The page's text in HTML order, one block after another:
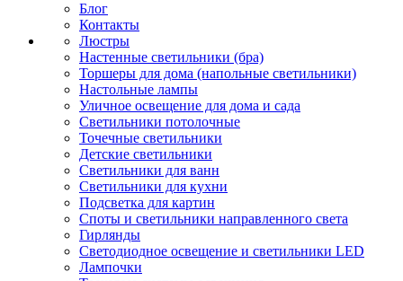
Блог
Контакты
Люстры
Настенные светильники (бра)
Торшеры для дома (напольные светильники)
Настольные лампы
Уличное освещение для дома и сада
Светильники потолочные
Точечные светильники
Детские светильники
Светильники для ванн
Светильники для кухни
Подсветка для картин
Споты и светильники направленного света
Гирлянды
Светодиодное освещение и светильники LED
Лампочки